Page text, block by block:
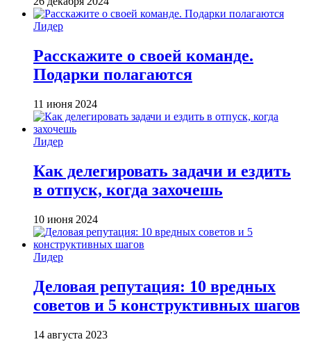
Лидер
Расскажите о своей команде.
Подарки полагаются
11 июня 2024
Лидер
Как делегировать задачи и ездить
в отпуск, когда захочешь
10 июня 2024
Лидер
Деловая репутация: 10 вредных
советов и 5 конструктивных шагов
14 августа 2023